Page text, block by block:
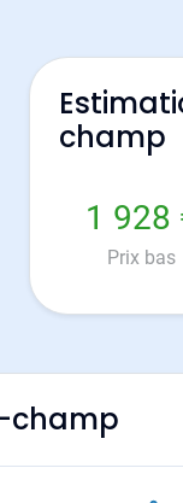
champ
1 928
Prix bas
champ